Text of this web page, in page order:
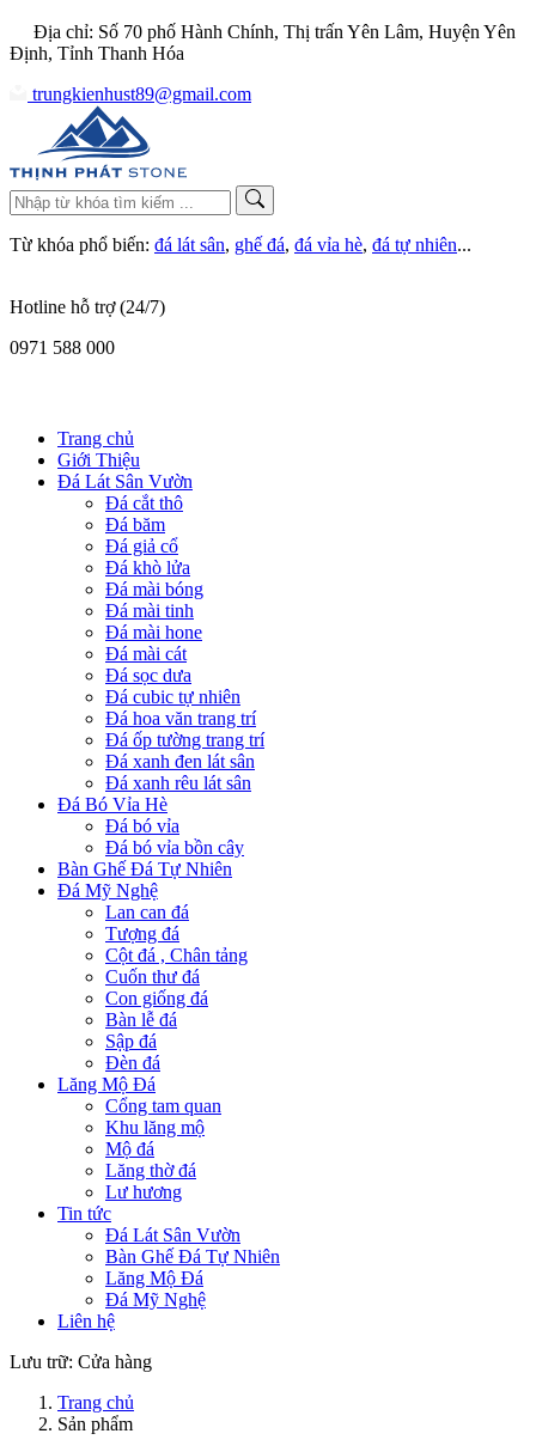
Địa chỉ: Số 70 phố Hành Chính, Thị trấn Yên Lâm, Huyện Yên
Định, Tỉnh Thanh Hóa
trungkienhust89@gmail.com
Từ khóa phổ biến: đá lát sân, ghế đá, đá vỉa hè, đá tự nhiên...
Hotline hỗ trợ (24/7)
0971 588 000
Trang chủ
Giới Thiệu
Đá Lát Sân Vườn
Đá cắt thô
Đá băm
Đá giả cổ
Đá khò lửa
Đá mài bóng
Đá mài tinh
Đá mài hone
Đá mài cát
Đá sọc dưa
Đá cubic tự nhiên
Đá hoa văn trang trí
Đá ốp tường trang trí
Đá xanh đen lát sân
Đá xanh rêu lát sân
Đá Bó Vỉa Hè
Đá bó vỉa
Đá bó vỉa bồn cây
Bàn Ghế Đá Tự Nhiên
Đá Mỹ Nghệ
Lan can đá
Tượng đá
Cột đá , Chân tảng
Cuốn thư đá
Con giống đá
Bàn lễ đá
Sập đá
Đèn đá
Lăng Mộ Đá
Cổng tam quan
Khu lăng mộ
Mộ đá
Lăng thờ đá
Lư hương
Tin tức
Đá Lát Sân Vườn
Bàn Ghế Đá Tự Nhiên
Lăng Mộ Đá
Đá Mỹ Nghệ
Liên hệ
Lưu trữ: Cửa hàng
Trang chủ
Sản phẩm